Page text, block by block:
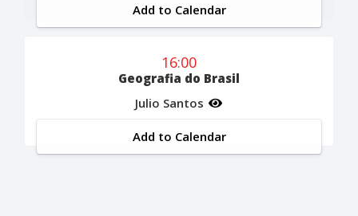
Add to Calendar
16:00
Geografia do Brasil
Julio Santos
Add to Calendar